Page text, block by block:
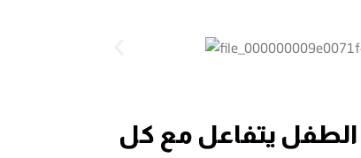
الطفل يتفاعل مع كل